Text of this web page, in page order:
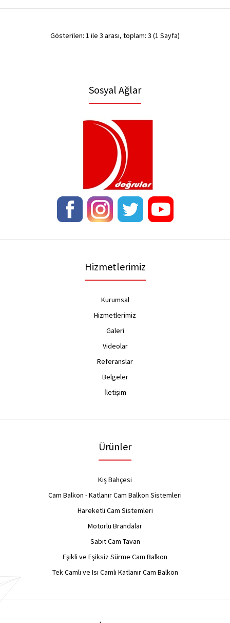
Vale Bistro
0,00TL
..
Gösterilen: 1 ile 3 arası, toplam: 3 (1 Sayfa)
Sosyal Ağlar
Hizmetlerimiz
Kurumsal
Hizmetlerimiz
Galeri
Videolar
Referanslar
Belgeler
İletişim
Ürünler
Kış Bahçesi
Cam Balkon - Katlanır Cam Balkon Sistemleri
Hareketli Cam Sistemleri
Motorlu Brandalar
Sabit Cam Tavan
Eşikli ve Eşiksiz Sürme Cam Balkon
Tek Camlı ve Isı Camlı Katlanır Cam Balkon